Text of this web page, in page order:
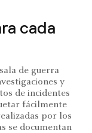
cada
de guerra
y
de incidentes
fácilmente
por los
se documentan